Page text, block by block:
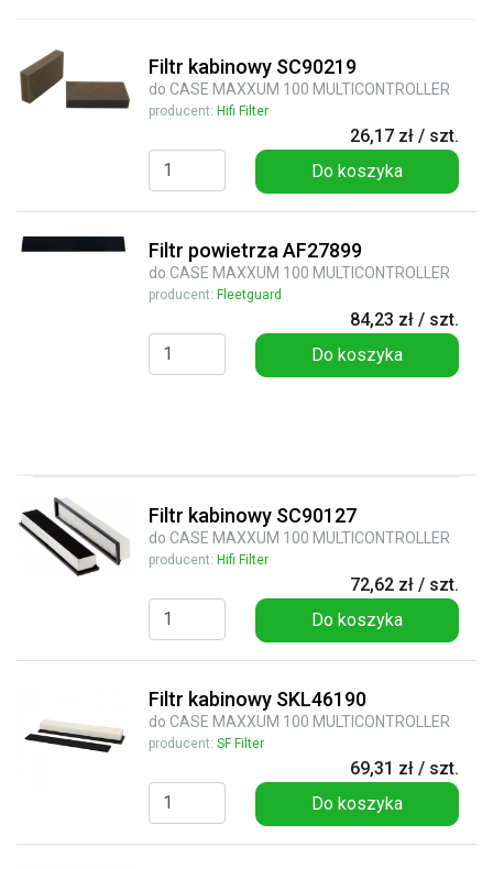
Filtr kabinowy SC90219
do CASE MAXXUM 100 MULTICONTROLLER
producent: Hifi Filter
26,17 zł / szt.
Do koszyka
Filtr powietrza AF27899
do CASE MAXXUM 100 MULTICONTROLLER
producent: Fleetguard
84,23 zł / szt.
Do koszyka
Filtr kabinowy SC90127
do CASE MAXXUM 100 MULTICONTROLLER
producent: Hifi Filter
72,62 zł / szt.
Do koszyka
Filtr kabinowy SKL46190
do CASE MAXXUM 100 MULTICONTROLLER
producent: SF Filter
69,31 zł / szt.
Do koszyka